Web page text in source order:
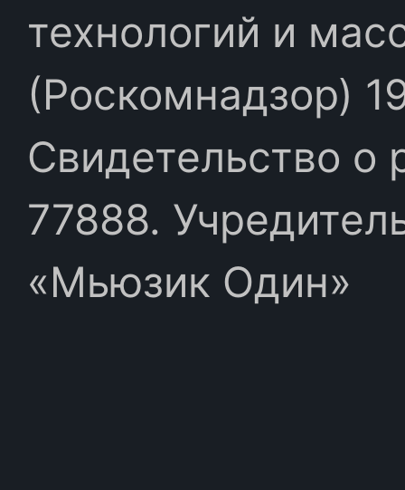
технологий и
(Роскомнадзор)
Свидетельство
77888.
«Мьюзик Один»